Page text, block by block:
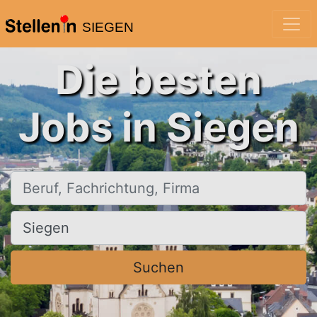
SIEGEN
Die besten
Jobs in Siegen
Beruf, Fachrichtung, Firma
Ort, Stadt
Suchen